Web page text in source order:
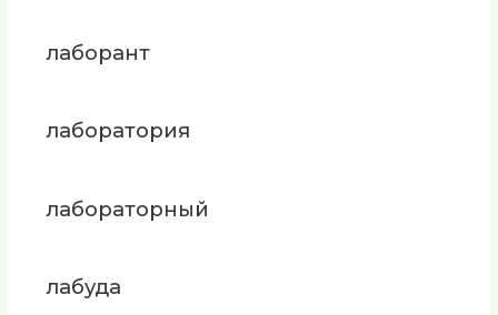
лаборант
лаборатория
лабораторный
лабуда